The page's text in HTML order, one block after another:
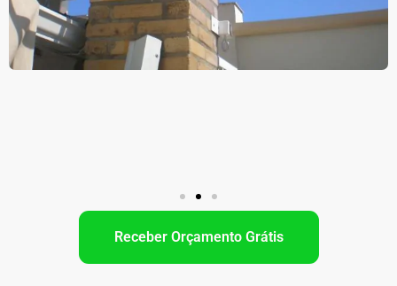
Receber Orçamento Grátis